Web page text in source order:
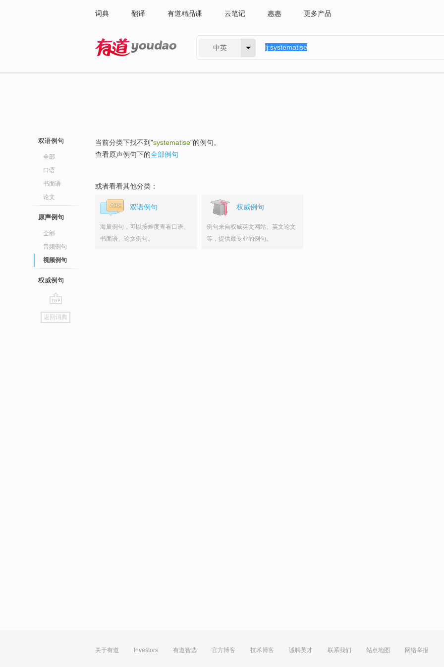
词典 翻译 有道精品课 云笔记 惠惠 更多产品
中英
双语例句
全部
口语
书面语
论文
原声例句
全部
音频例句
视频例句
权威例句
go
top
返回词典
当前分类下找不到"systematise"的例句。
查看原声例句下的全部例句
或者看看其他分类：
双语例句
海量例句，可以按难度查看口语、
书面语、论文例句。
权威例句
例句来自权威英文网站、英文论文
等，提供最专业的例句。
关于有道 Investors 有道智选 官方博客 技术博客 诚聘英才 联系我们 站点地图 网络举报